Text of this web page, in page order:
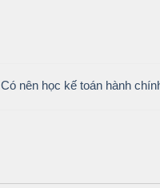
Có nên học kế toán hành